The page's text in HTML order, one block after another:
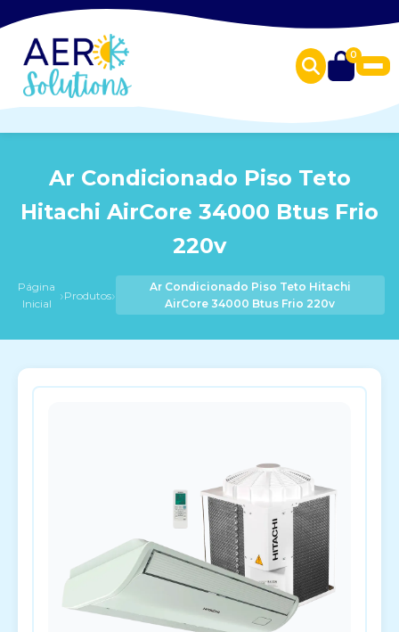
0
Ar Condicionado Piso Teto
Hitachi AirCore 34000 Btus Frio
220v
Página
Inicial
›Produtos›
Ar Condicionado Piso Teto Hitachi
AirCore 34000 Btus Frio 220v